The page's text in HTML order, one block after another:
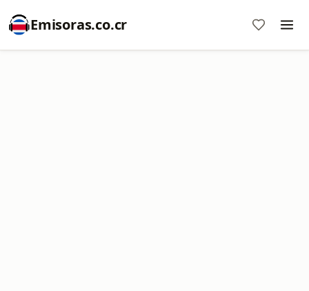
Emisoras.co.cr